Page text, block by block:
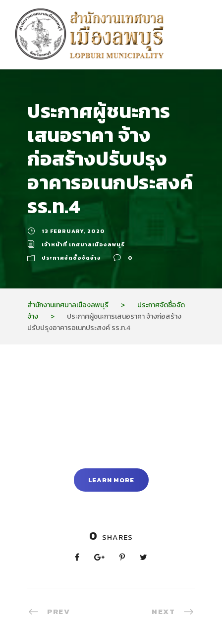
ประกาศผู้ชนะการ
เสนอราคา จ้าง
ก่อสร้างปรับปรุง
อาคารอเนกประสงค์
รร.ท.4
13 FEBRUARY, 2020
เจ้าหน้าที่ เทศบาลเมืองลพบุรี
ประกาศจัดซื้อจัดจ้าง
0
สำนักงานเทศบาลเมืองลพบุรี >
ประกาศจัดซื้อจัด
จ้าง
>
ประกาศผู้ชนะการเสนอราคา จ้างก่อสร้าง
ปรับปรุงอาคารอเนกประสงค์ รร.ท.4
LEARN MORE
0 SHARES
PREV NEXT